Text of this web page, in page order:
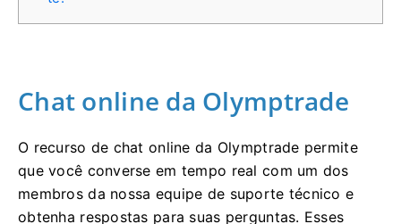
Chat online da Olymptrade
O recurso de chat online da Olymptrade permite
que você converse em tempo real com um dos
membros da nossa equipe de suporte técnico e
obtenha respostas para suas perguntas. Esses